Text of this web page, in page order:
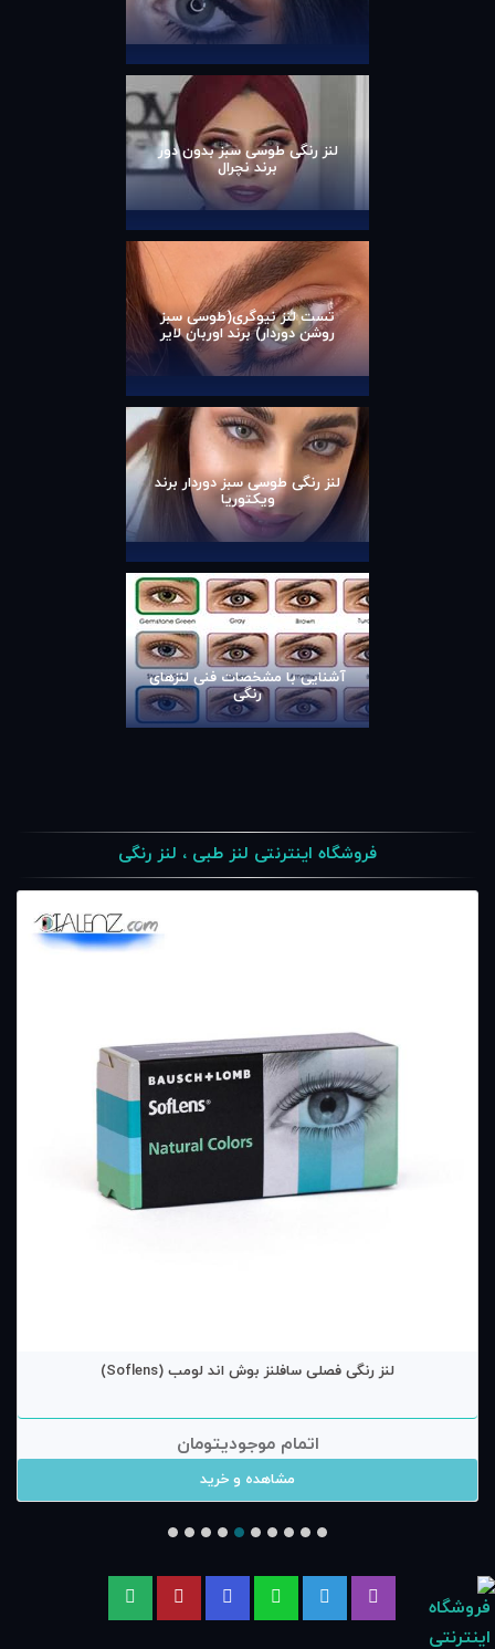
لنز رنگی طوسی سبز بدون دور
برند نچرال
تست لنز نیوگری(طوسی سبز
روشن دوردار) برند اوربان لایر
لنز رنگی طوسی سبز دوردار برند
ویکتوریا
آشنایی با مشخصات فنی لنزهای
رنگی
فروشگاه اینترنتی لنز طبی ، لنز رنگی
لنز رنگی فصلی سافلنز بوش اند لومب (Soflens)
اتمام موجودیتومان
مشاهده و خرید